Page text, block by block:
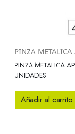
PINZA METALICA
PINZA METALICA
UNIDADES
Añadir al carrito